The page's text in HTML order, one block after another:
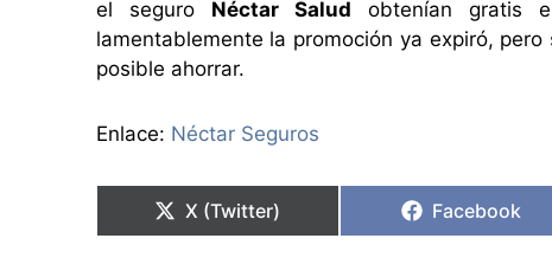
el seguro Néctar Salud obtenían gratis
lamentablemente la promoción ya expiró,
posible ahorrar.
Enlace: Néctar Seguros
X (Twitter) Facebook